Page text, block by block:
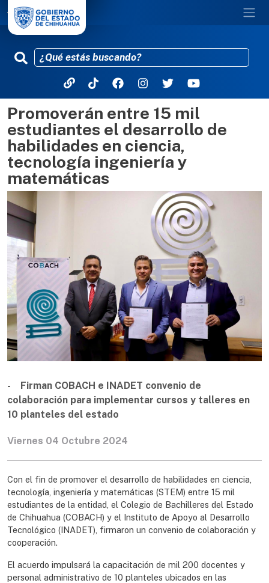
Pasar al contenido principal
Promoverán entre 15 mil
estudiantes el desarrollo de
habilidades en ciencia,
tecnología ingeniería y
matemáticas
- Firman COBACH e INADET convenio de
colaboración para implementar cursos y talleres en
10 planteles del estado
Viernes 04 Octubre 2024
Con el fin de promover el desarrollo de habilidades en ciencia,
tecnología, ingeniería y matemáticas (STEM) entre 15 mil
estudiantes de la entidad, el Colegio de Bachilleres del Estado
de Chihuahua (COBACH) y el Instituto de Apoyo al Desarrollo
Tecnológico (INADET), firmaron un convenio de colaboración y
cooperación.
El acuerdo impulsará la capacitación de mil 200 docentes y
personal administrativo de 10 planteles ubicados en las